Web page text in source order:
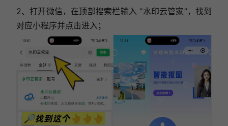
2、 打开微信，在顶部搜索栏输入 “水印云管家”，找到
对应小程序并点击进入；